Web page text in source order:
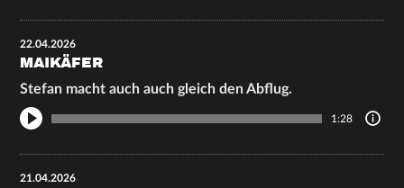
22.04.2026
MAIKÄFER
Stefan macht auch auch gleich den Abflug.
1:28
21.04.2026